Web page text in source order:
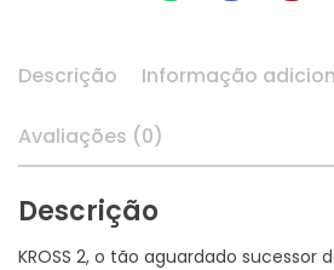
Descrição Informação
Avaliações (0)
Descrição
KROSS 2, o tão aguardado sucessor